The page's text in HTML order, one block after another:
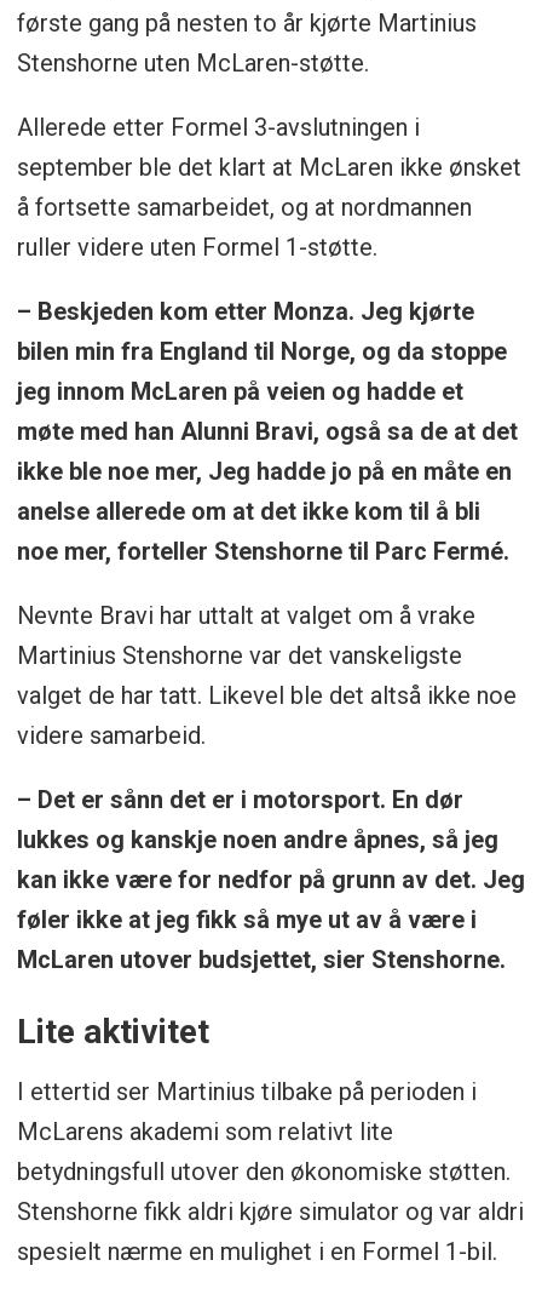
første gang på nesten to år kjørte Martinius
Stenshorne uten McLaren-støtte.
Allerede etter Formel 3-avslutningen i
september ble det klart at McLaren ikke ønsket
å fortsette samarbeidet, og at nordmannen
ruller videre uten Formel 1-støtte.
– Beskjeden kom etter Monza. Jeg kjørte
bilen min fra England til Norge, og da stoppe
jeg innom McLaren på veien og hadde et
møte med han Alunni Bravi, også sa de at det
ikke ble noe mer, Jeg hadde jo på en måte en
anelse allerede om at det ikke kom til å bli
noe mer, forteller Stenshorne til Parc Fermé.
Nevnte Bravi har uttalt at valget om å vrake
Martinius Stenshorne var det vanskeligste
valget de har tatt. Likevel ble det altså ikke noe
videre samarbeid.
– Det er sånn det er i motorsport. En dør
lukkes og kanskje noen andre åpnes, så jeg
kan ikke være for nedfor på grunn av det. Jeg
føler ikke at jeg fikk så mye ut av å være i
McLaren utover budsjettet, sier Stenshorne.
Lite aktivitet
I ettertid ser Martinius tilbake på perioden i
McLarens akademi som relativt lite
betydningsfull utover den økonomiske støtten.
Stenshorne fikk aldri kjøre simulator og var aldri
spesielt nærme en mulighet i en Formel 1-bil.